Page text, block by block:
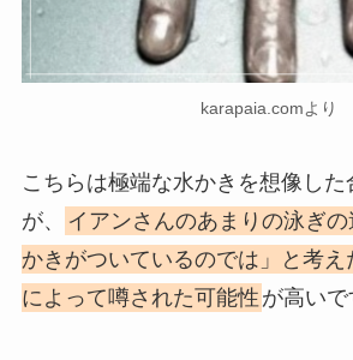
karapaia.comより
こちらは極端な水かきを想像した
が、
イアンさんのあまりの泳ぎ
かきがついているのでは」と考え
によって噂された可能性 が高いで